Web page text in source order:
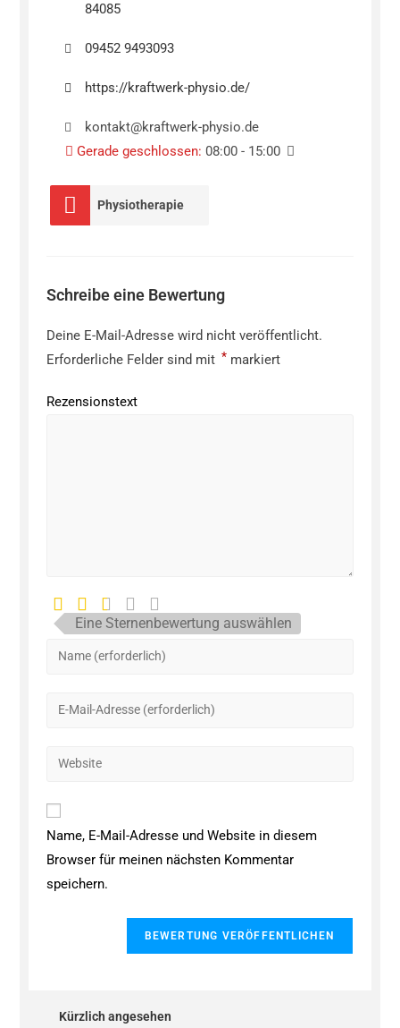
84085
09452 9493093
https://kraftwerk-physio.de/
kontakt@kraftwerk-physio.de
Gerade geschlossen: 08:00 - 15:00
Physiotherapie
Schreibe eine Bewertung
Deine E-Mail-Adresse wird nicht veröffentlicht.
Erforderliche Felder sind mit * markiert
Rezensionstext
Eine Sternenbewertung auswählen
Name, E-Mail-Adresse und Website in diesem
Browser für meinen nächsten Kommentar
speichern.
Kürzlich angesehen